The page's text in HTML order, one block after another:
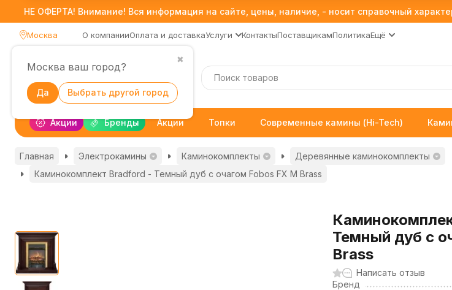
НЕ ОФЕРТА! Внимание! Вся информация на сайте, цены, наличие, - носит справочный
Москва
✖
Москва ваш город?
Да Выбрать другой город
О компанииОплата и доставкаУслуги КонтактыПоставщикамПолитикаЕщё
Акции Бренды Акции Топки Современные камины (Hi-Tech)
Главная Электрокамины Каминокомплекты
Деревянные каминокомплекты
Каминокомплект Bradford - Темный дуб с очагом Fobos FX M Brass
Темный дуб с
Brass
Написать отзыв
Бренд